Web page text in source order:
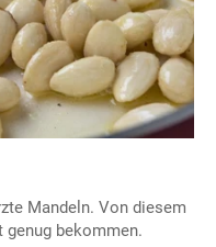
Mandeln. Von diesem
genug bekommen.